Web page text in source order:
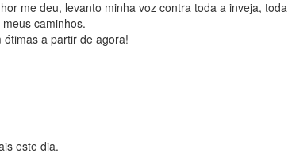
me deu, levanto minha voz contra toda a inveja, toda
caminhos.
a partir de agora!
este dia.